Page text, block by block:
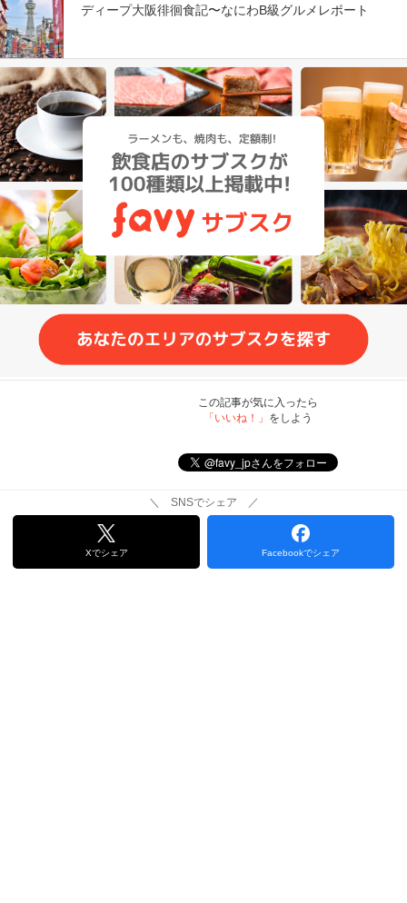
ディープ大阪徘徊食記〜なにわB級グルメレポート
この記事が気に入ったら
「いいね！」 をしよう
＼ SNSでシェア ／
Xでシェア Facebookでシェア